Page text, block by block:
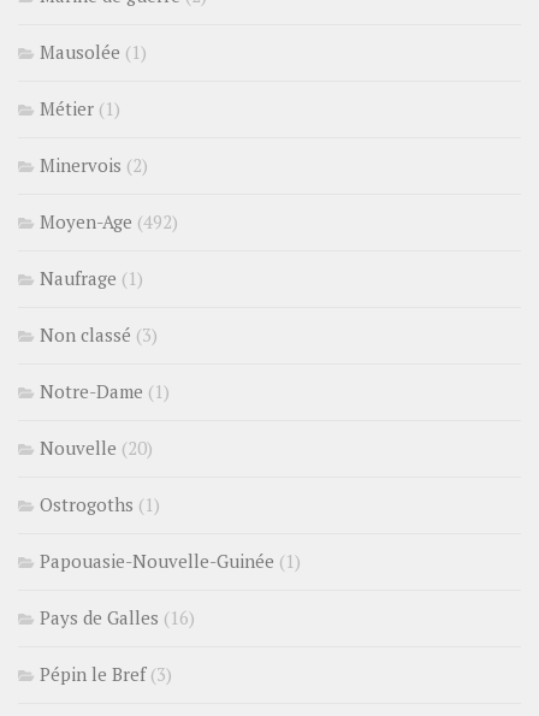
Mausolée (1)
Métier (1)
Minervois (2)
Moyen-Age (492)
Naufrage (1)
Non classé (3)
Notre-Dame (1)
Nouvelle (20)
Ostrogoths (1)
Papouasie-Nouvelle-Guinée (1)
Pays de Galles (16)
Pépin le Bref(3)